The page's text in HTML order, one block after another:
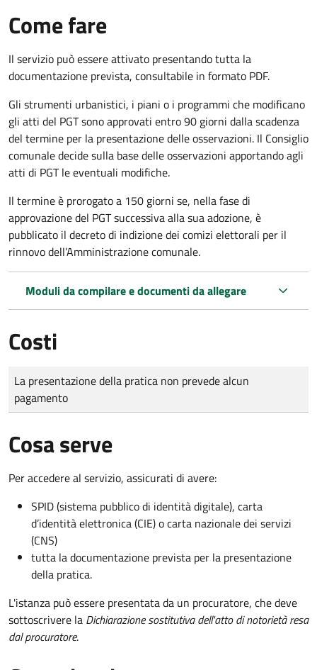
Come fare
Il servizio può essere attivato presentando tutta la
documentazione prevista, consultabile in formato PDF.
Gli strumenti urbanistici, i piani o i programmi che modificano
gli atti del PGT sono approvati entro 90 giorni dalla scadenza
del termine per la presentazione delle osservazioni. Il Consiglio
comunale decide sulla base delle osservazioni apportando agli
atti di PGT le eventuali modifiche.
Il termine è prorogato a 150 giorni se, nella fase di
approvazione del PGT successiva alla sua adozione, è
pubblicato il decreto di indizione dei comizi elettorali per il
rinnovo dell’Amministrazione comunale.
Moduli da compilare e documenti da allegare
Costi
Tipo di pagamento
Importo
La presentazione della pratica non prevede alcun
pagamento
Cosa serve
Per accedere al servizio, assicurati di avere:
SPID (sistema pubblico di identità digitale), carta
d’identità elettronica (CIE) o carta nazionale dei servizi
(CNS)
tutta la documentazione prevista per la presentazione
della pratica.
L'istanza può essere presentata da un procuratore, che deve
sottoscrivere la Dichiarazione sostitutiva dell'atto di notorietà resa
dal procuratore.